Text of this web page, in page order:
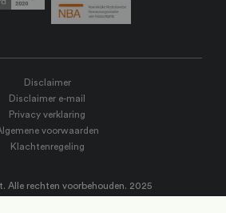
Disclaimer
Disclaimer e-mail
Privacy verklaring
voorwaarden
Klachtenregeling
Alle rechten voorbehouden. 2025